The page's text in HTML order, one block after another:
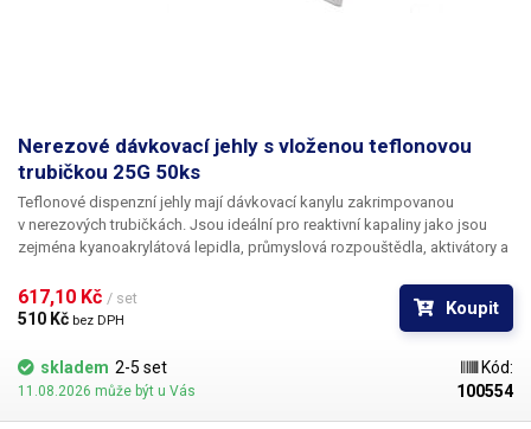
Nerezové dávkovací jehly s vloženou teflonovou
trubičkou 25G 50ks
Teflonové dispenzní jehly mají dávkovací kanylu zakrimpovanou
v nerezových trubičkách. Jsou ideální pro reaktivní kapaliny jako jsou
zejména kyanoakrylátová lepidla, průmyslová rozpouštědla, aktivátory a
vykazuje ještě lepší vlastnosti než PP. Teflonové kanyly netrpí ucpáváním
kyanoakryláty ani při nesouvislém provozu.
617,10 Kč / set
510 Kč bez DPH
Koupit
skladem 2-5 set
11.08.2026 může být u Vás
Kód:
100554